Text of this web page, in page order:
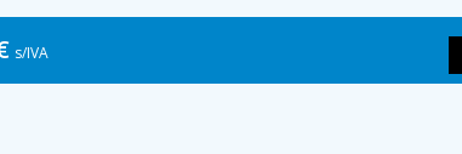
s/IVA